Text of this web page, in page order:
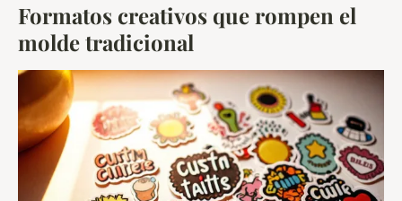
Formatos creativos que rompen el
molde tradicional